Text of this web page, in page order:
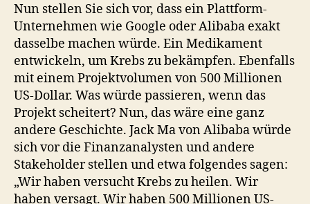
Nun stellen Sie sich vor, dass ein Plattform-
Unternehmen wie Google oder Alibaba exakt
dasselbe machen würde. Ein Medikament
entwickeln, um Krebs zu bekämpfen. Ebenfalls
mit einem Projektvolumen von 500 Millionen
US-Dollar. Was würde passieren, wenn das
Projekt scheitert? Nun, das wäre eine ganz
andere Geschichte. Jack Ma von Alibaba würde
sich vor die Finanzanalysten und andere
Stakeholder stellen und etwa folgendes sagen:
„Wir haben versucht Krebs zu heilen. Wir
haben versagt. Wir haben 500 Millionen US-